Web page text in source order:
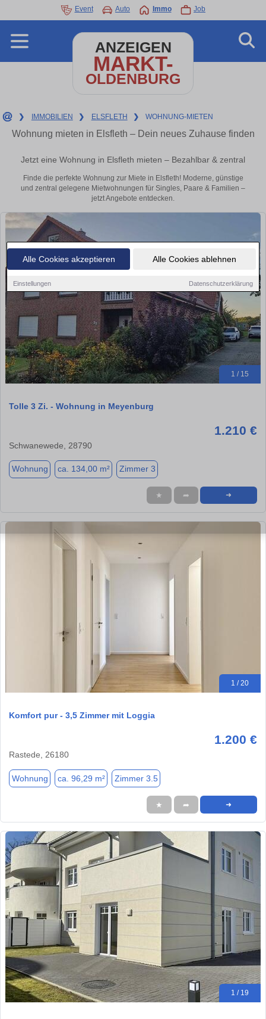
Alle Cookies akzeptieren Alle Cookies ablehnen
Einstellungen Datenschutzerklärung
Event Auto Immo Job
ANZEIGEN
MARKT-
OLDENBURG
❯ IMMOBILIEN ❯ ELSFLETH ❯ WOHNUNG-MIETEN
Wohnung mieten in Elsfleth – Dein neues Zuhause finden
Jetzt eine Wohnung in Elsfleth mieten – Bezahlbar & zentral
Finde die perfekte Wohnung zur Miete in Elsfleth! Moderne, günstige
und zentral gelegene Mietwohnungen für Singles, Paare & Familien –
jetzt Angebote entdecken.
1 / 15
Tolle 3 Zi. - Wohnung in Meyenburg
1.210 €
Schwanewede, 28790
Wohnung ca. 134,00 m² Zimmer 3
★ ➦ ➜
1 / 20
Komfort pur - 3,5 Zimmer mit Loggia
1.200 €
Rastede, 26180
Wohnung ca. 96,29 m² Zimmer 3.5
★ ➦ ➜
1 / 19